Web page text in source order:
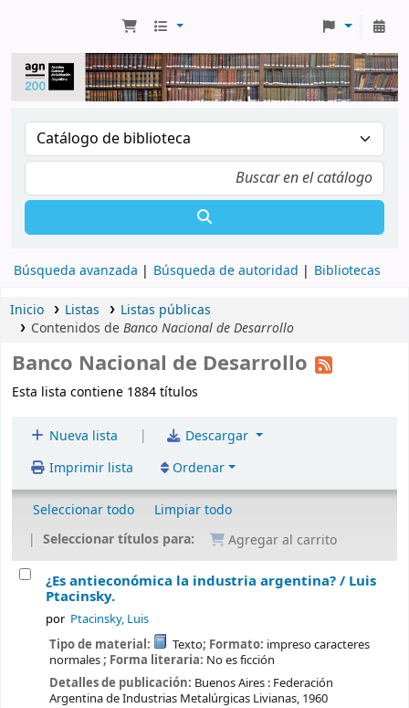
Búsqueda avanzada Búsqueda de autoridad Bibliotecas
Inicio Listas
Listas públicas
Contenidos deBanco Nacional de Desarrollo
Banco Nacional de Desarrollo
Esta lista contiene 1884 títulos
Nueva lista |
Descargar
Imprimir lista
Ordenar
Seleccionar todo
Limpiar todo
Seleccionar títulos para:
Agregar al carrito
¿Es antieconómica la industria argentina? / Luis
Ptacinsky.
por Ptacinsky, Luis
Tipo de material: Texto; Formato: impreso caracteres
normales; Forma literaria: No es ficción
Detalles de publicación: Buenos Aires : Federación
Argentina de Industrias Metalúrgicas Livianas, 1960